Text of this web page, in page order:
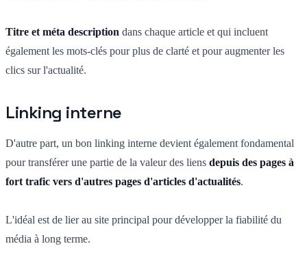
Titre et méta description dans chaque article et qui incluent
également les mots-clés pour plus de clarté et pour augmenter les
clics sur l'actualité.
Linking interne
D'autre part, un bon linking interne devient également fondamental
pour transférer une partie de la valeur des liens depuis des pages à
fort trafic vers d'autres pages d'articles d'actualités.
L'idéal est de lier au site principal pour développer la fiabilité du
média à long terme.